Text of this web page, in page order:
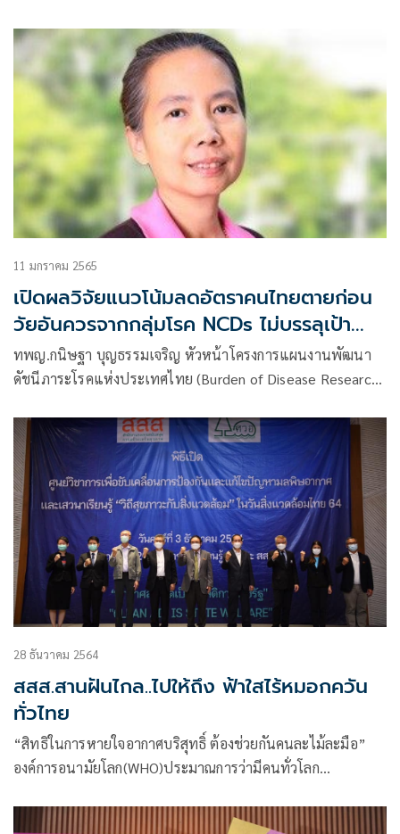
11 มกราคม 2565
เปิดผลวิจัยแนวโน้มลดอัตราคนไทยตายก่อน
วัยอันควรจากกลุ่มโรค NCDs ไม่บรรลุเป้า
SDGs ภายในปี 2573 “มะเร็ง” ครองแชมป์
เสียชีวิตสูงอันดับ 1
ทพญ.กนิษฐา บุญธรรมเจริญ หัวหน้าโครงการแผนงานพัฒนา
ดัชนีภาระโรคแห่งประเทศไทย (Burden of Disease Research
28 ธันวาคม 2564
สสส.สานฝันไกล..ไปให้ถึง ฟ้าใสไร้หมอกควัน
ทั่วไทย
“สิทธิในการหายใจอากาศบริสุทธิ์ ต้องช่วยกันคนละไม้ละมือ”
องค์การอนามัยโลก(WHO)ประมาณการว่ามีคนทั่วโลก